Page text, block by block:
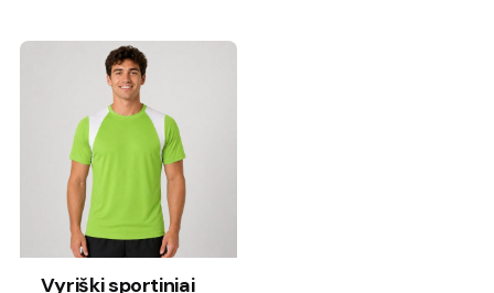
Vyriški sportiniai